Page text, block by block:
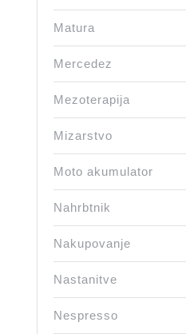
Matura
Mercedez
Mezoterapija
Mizarstvo
Moto akumulator
Nahrbtnik
Nakupovanje
Nastanitve
Nespresso